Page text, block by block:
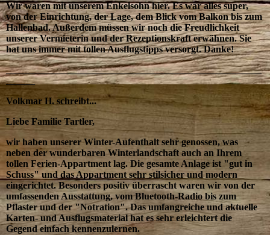
Wir waren mit unserem Enkelsohn hier. Es war alles super,
von der Einrichtung, der Lage, dem Blick vom Balkon bis zum
Hallenbad. Außerdem müssen wir noch die Freudlichkeit
unserer Vermieterin und der Rezeptionskraft erwähnen. Sie
hat uns immer mit tollen Ausflugstipps versorgt. Danke!
_____________________________________________________
______
Volkmar H. schreibt...
Liebe Familie Tartler,
wir haben unserer Winter-Aufenthalt sehr genossen, was
neben der wunderbaren Winterlandschaft auch an Ihrem
tollen Ferien-Appartment lag. Die gesamte Anlage ist "gut in
Schuss" und das Appartment sehr stilsicher und modern
eingerichtet. Besonders positiv überrascht waren wir von der
umfassenden Ausstattung, vom Bluetooth-Radio bis zum
Pflaster und der "Notration". Das umfangreiche und aktuelle
Karten- und Ausflugsmaterial hat es sehr erleichtert die
Gegend einfach kennenzulernen.